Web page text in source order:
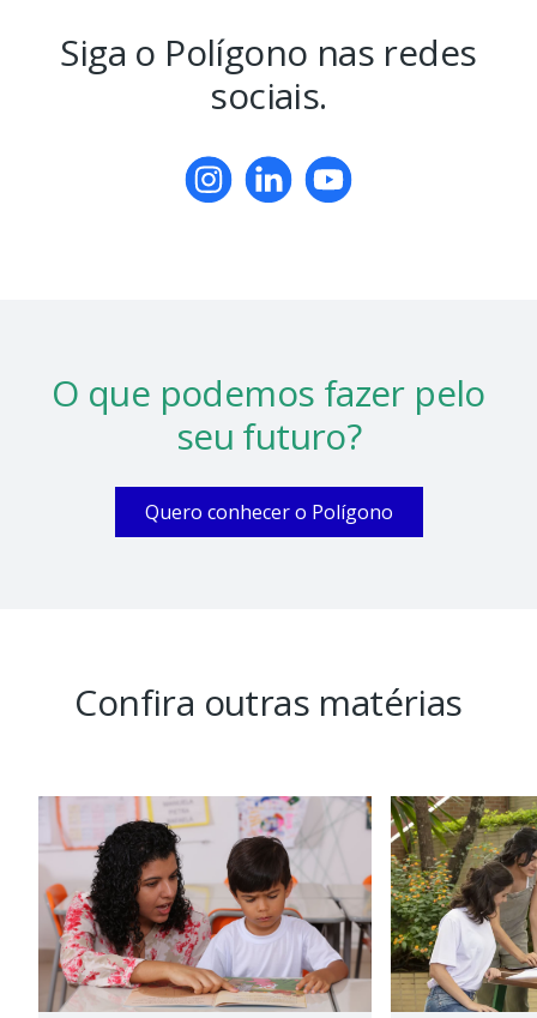
Siga o Polígono nas redes
sociais.
O que podemos fazer pelo
seu futuro?
Quero conhecer o Polígono
Confira outras matérias